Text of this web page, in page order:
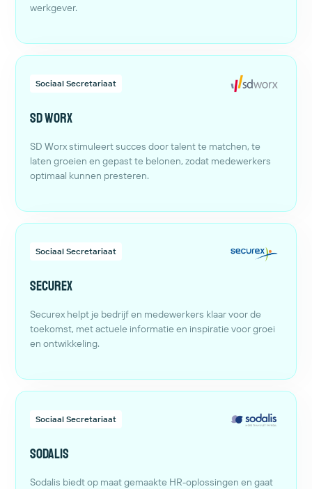
werkgever.
Sociaal Secretariaat
SD Worx
SD Worx stimuleert succes door talent te matchen, te
laten groeien en gepast te belonen, zodat medewerkers
optimaal kunnen presteren.
Sociaal Secretariaat
Securex
Securex helpt je bedrijf en medewerkers klaar voor de
toekomst, met actuele informatie en inspiratie voor groei
en ontwikkeling.
Sociaal Secretariaat
Sodalis
Sodalis biedt op maat gemaakte HR-oplossingen en gaat